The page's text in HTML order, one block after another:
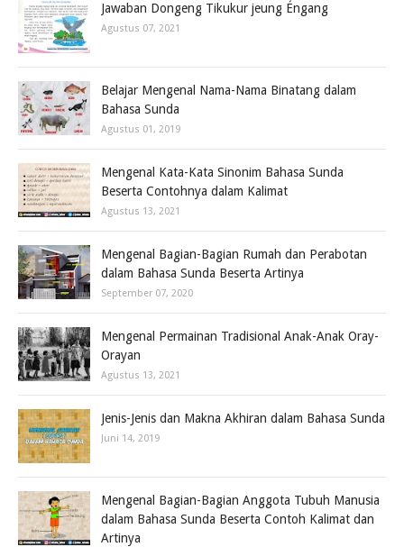
Jawaban Dongeng Tikukur jeung Éngang
Agustus 07, 2021
Belajar Mengenal Nama-Nama Binatang dalam
Bahasa Sunda
Agustus 01, 2019
Mengenal Kata-Kata Sinonim Bahasa Sunda
Beserta Contohnya dalam Kalimat
Agustus 13, 2021
Mengenal Bagian-Bagian Rumah dan Perabotan
dalam Bahasa Sunda Beserta Artinya
September 07, 2020
Mengenal Permainan Tradisional Anak-Anak Oray-
Orayan
Agustus 13, 2021
Jenis-Jenis dan Makna Akhiran dalam Bahasa Sunda
Juni 14, 2019
Mengenal Bagian-Bagian Anggota Tubuh Manusia
dalam Bahasa Sunda Beserta Contoh Kalimat dan
Artinya